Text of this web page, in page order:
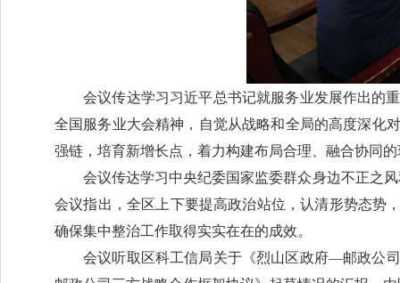
会议传达学习习近平总书记就服务业发展作出的
全国服务业大会精神，自觉从战略和全局的高度深化
强链，培育新增长点，着力构建布局合理、融合协同
会议传达学习中央纪委国家监委群众身边不正之
会议指出，全区上下要提高政治站位，认清形势态势
确保集中整治工作取得实实在在的成效。
会议听取区科工信局关于《烈山区政府—邮政公